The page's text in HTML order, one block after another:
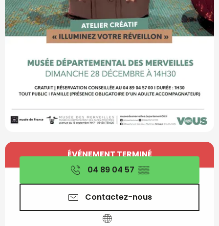
Ouverture et
ÉVÉNEMENT TERMINÉ
04 89 04 57 ▒▒
Contactez-nous